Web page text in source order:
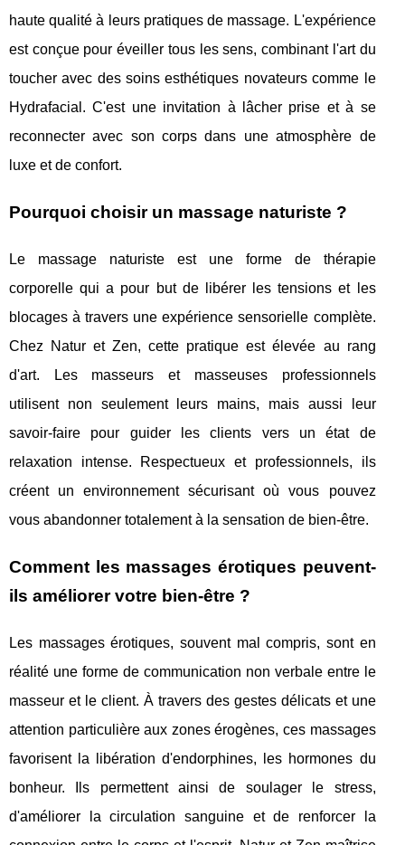
haute qualité à leurs pratiques de massage. L'expérience
est conçue pour éveiller tous les sens, combinant l'art du
toucher avec des soins esthétiques novateurs comme le
Hydrafacial. C'est une invitation à lâcher prise et à se
reconnecter avec son corps dans une atmosphère de
luxe et de confort.
Pourquoi choisir un massage naturiste ?
Le massage naturiste est une forme de thérapie
corporelle qui a pour but de libérer les tensions et les
blocages à travers une expérience sensorielle complète.
Chez Natur et Zen, cette pratique est élevée au rang
d'art. Les masseurs et masseuses professionnels
utilisent non seulement leurs mains, mais aussi leur
savoir-faire pour guider les clients vers un état de
relaxation intense. Respectueux et professionnels, ils
créent un environnement sécurisant où vous pouvez
vous abandonner totalement à la sensation de bien-être.
Comment les massages érotiques peuvent-
ils améliorer votre bien-être ?
Les massages érotiques, souvent mal compris, sont en
réalité une forme de communication non verbale entre le
masseur et le client. À travers des gestes délicats et une
attention particulière aux zones érogènes, ces massages
favorisent la libération d'endorphines, les hormones du
bonheur. Ils permettent ainsi de soulager le stress,
d'améliorer la circulation sanguine et de renforcer la